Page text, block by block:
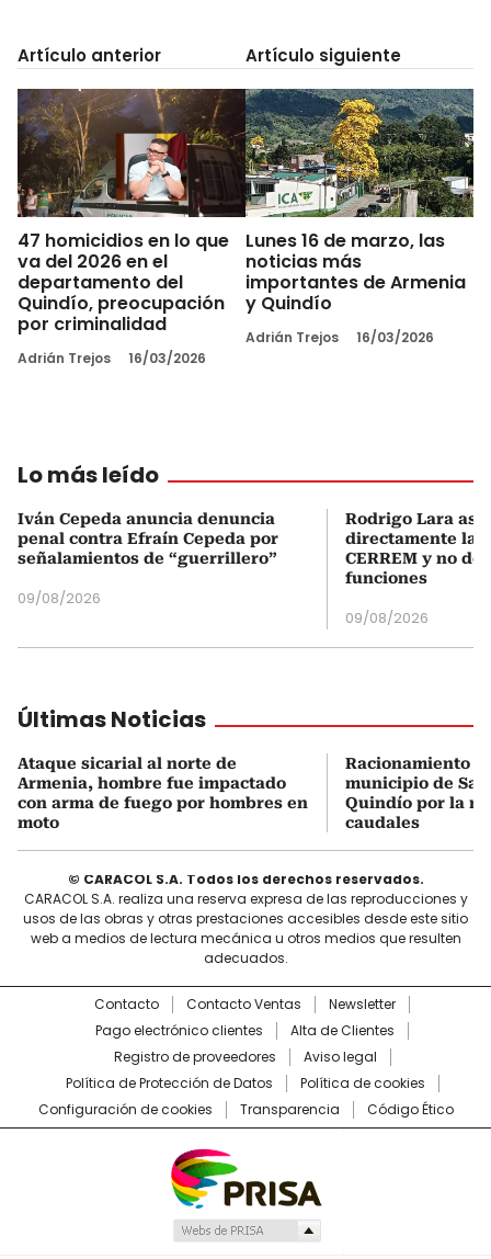
Artículo anterior
47 homicidios en lo que
va del 2026 en el
departamento del
Quindío, preocupación
por criminalidad
Adrián Trejos 16/03/2026
Artículo siguiente
Lunes 16 de marzo, las
noticias más
importantes de Armenia
y Quindío
Adrián Trejos 16/03/2026
Lo más leído
Iván Cepeda anuncia denuncia
penal contra Efraín Cepeda por
señalamientos de “guerrillero”
09/08/2026
Rodrigo Lara
directamente la
CERREM y no
funciones
09/08/2026
Últimas Noticias
Ataque sicarial al norte de
Armenia, hombre fue impactado
con arma de fuego por hombres en
moto
Racionamiento
municipio de
Quindío por la
caudales
© CARACOL S.A. Todos los derechos reservados.
CARACOL S.A. realiza una reserva expresa de las reproducciones y
usos de las obras y otras prestaciones accesibles desde este sitio
web a medios de lectura mecánica u otros medios que resulten
adecuados.
Contacto Contacto Ventas
Newsletter
Pago electrónico clientes
Alta de Clientes
Registro de proveedores
Aviso legal
Política de Protección de Datos
Política de cookies
Configuración de cookies
Transparencia Código Ético